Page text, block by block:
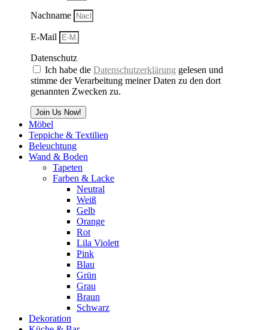
Nachname
E-Mail
Datenschutz
Ich habe dieDatenschutzerklärung gelesen und
stimme der Verarbeitung meiner Daten zu den dort
genannten Zwecken zu.
Join Us Now!
Möbel
Teppiche & Textilien
Beleuchtung
Wand & Boden
Tapeten
Farben & Lacke
Neutral
Weiß
Gelb
Orange
Rot
Lila Violett
Pink
Blau
Grün
Grau
Braun
Schwarz
Dekoration